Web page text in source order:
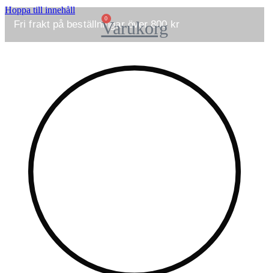
Hoppa till innehåll
Fri frakt på beställningar över 800 kr
0
Varukorg